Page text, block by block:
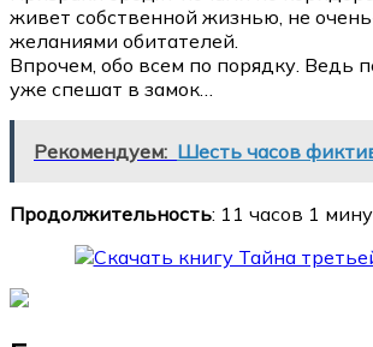
живет собственной жизнью, не
желаниями обитателей.
Впрочем, обо всем по порядку. Ведь
уже спешат в замок…
Рекомендуем: Шесть часов
Продолжительность: 11 часов 1